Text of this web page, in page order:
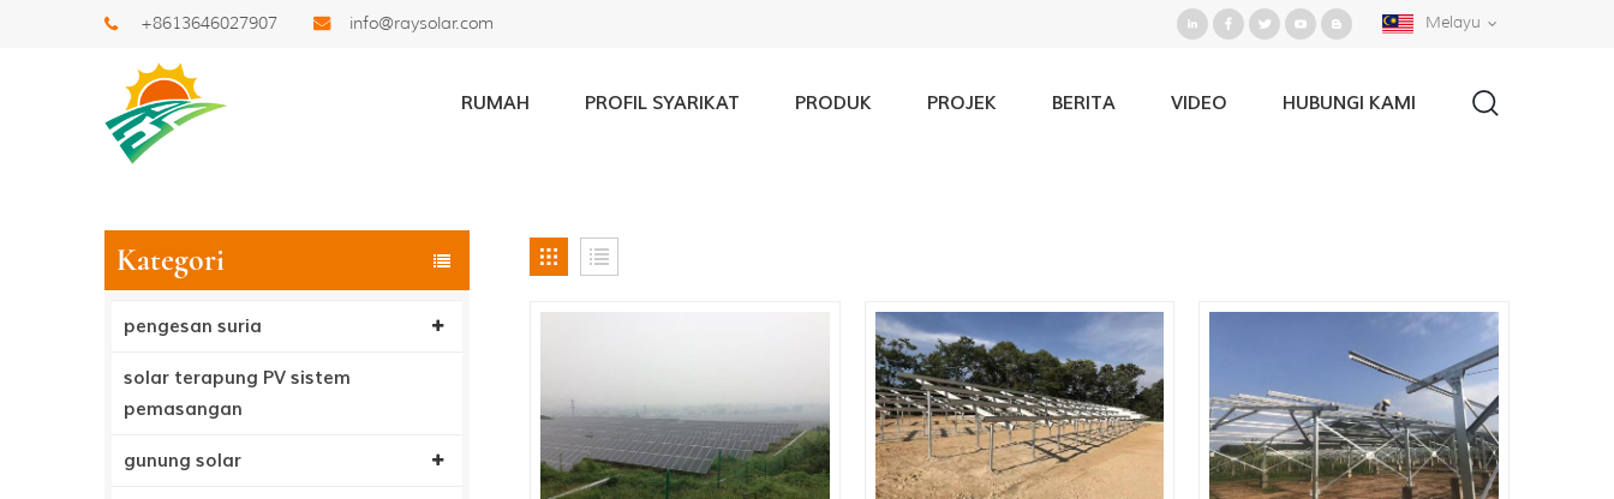
+8613646027907 info@raysolar.com Melayu
RUMAH PROFIL SYARIKAT PRODUK PROJEK BERITA VIDEO HUBUNGI KAMI
Cari
Kategori
pengesan suria
solar terapung PV sistem
pemasangan
gunung solar